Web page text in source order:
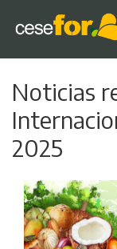
Noticias
2025